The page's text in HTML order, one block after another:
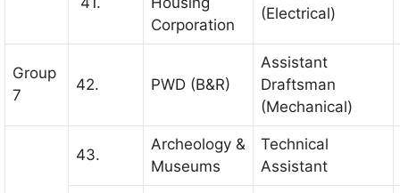
Corporation
(Electrical)
Group
7
42. PWD (B&R)
Assistant
Draftsman
(Mechanical)
43.
Archeology &
Museums
Technical
Assistant